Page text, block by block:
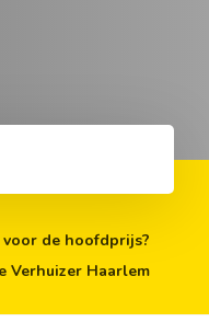
de hoofdprijs?
Verhuizer Haarlem